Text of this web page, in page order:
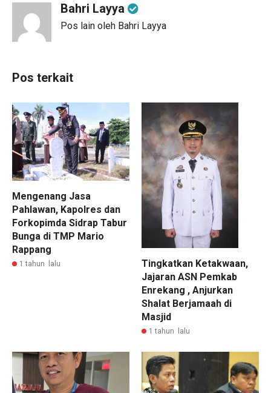
Bahri Layya
Pos lain oleh Bahri Layya
Pos terkait
Mengenang Jasa
Pahlawan, Kapolres dan
Forkopimda Sidrap Tabur
Bunga di TMP Mario
Rappang
1 tahun lalu
Tingkatkan Ketakwaan,
Jajaran ASN Pemkab
Enrekang , Anjurkan
Shalat Berjamaah di
Masjid
1 tahun lalu